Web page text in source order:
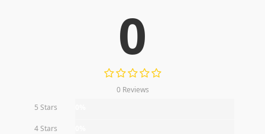
0
0 Reviews
5 Stars
4 Stars